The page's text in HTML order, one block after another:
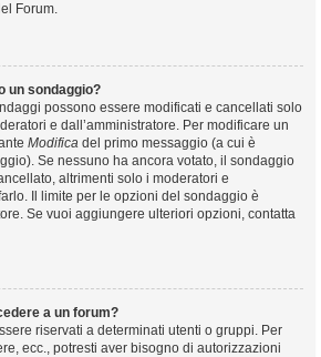
Forum.
un sondaggio?
possono essere modificati e cancellati solo
e dall’amministratore. Per modificare un
Modifica del primo messaggio (a cui è
Se nessuno ha ancora votato, il sondaggio
altrimenti solo i moderatori e
Il limite per le opzioni del sondaggio è
Se vuoi aggiungere ulteriori opzioni, contatta
a un forum?
riservati a determinati utenti o gruppi. Per
ecc., potresti aver bisogno di autorizzazioni